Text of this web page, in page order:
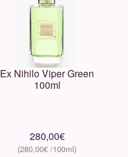
Ex Nihilo Viper Green
100ml
280,00€
280,00€